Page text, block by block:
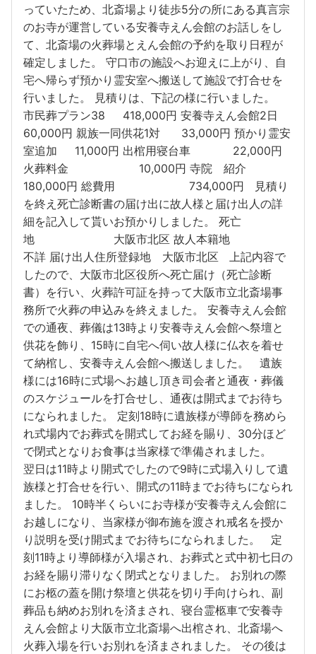
っていたため、北斎場より徒歩5分の所にある真言宗
のお寺が運営している安養寺えん会館のお話しをし
て、北斎場の火葬場とえん会館の予約を取り日程が
確定しました。 守口市の施設へお迎えに上がり、自
宅へ帰らず預かり霊安室へ搬送して施設で打合せを
行いました。 見積りは、下記の様に行いました。
市民葬プラン38 418,000円 安養寺えん会館2日
60,000円 親族一同供花1対 33,000円 預かり霊安
室追加 11,000円 出棺用寝台車 22,000円
火葬料金 10,000円 寺院 紹介
180,000円 総費用 734,000円 見積り
を終え死亡診断書の届け出に故人様と届け出人の詳
細を記入して貰いお預かりしました。 死亡
地 大阪市北区 故人本籍地
不詳 届け出人住所登録地 大阪市北区 上記内容で
したので、大阪市北区役所へ死亡届け（死亡診断
書）を行い、火葬許可証を持って大阪市立北斎場事
務所で火葬の申込みを終えました。 安養寺えん会館
での通夜、葬儀は13時より安養寺えん会館へ祭壇と
供花を飾り、15時に自宅へ伺い故人様に仏衣を着せ
て納棺し、安養寺えん会館へ搬送しました。 遺族
様には16時に式場へお越し頂き司会者と通夜・葬儀
のスケジュールを打合せし、通夜は開式までお待ち
になられました。 定刻18時に遺族様が導師を務めら
れ式場内でお葬式を開式してお経を賜り、30分ほど
で閉式となりお食事は当家様で準備されました。
翌日は11時より開式でしたので9時に式場入りして遺
族様と打合せを行い、開式の11時までお待ちになられ
ました。 10時半くらいにお寺様が安養寺えん会館に
お越しになり、当家様が御布施を渡され戒名を授か
り説明を受け開式までお待ちになられました。 定
刻11時より導師様が入場され、お葬式と式中初七日の
お経を賜り滞りなく閉式となりました。 お別れの際
にお柩の蓋を開け祭壇と供花を切り手向けられ、副
葬品も納めお別れを済まされ、寝台霊柩車で安養寺
えん会館より大阪市立北斎場へ出棺され、北斎場へ
火葬入場を行いお別れを済まされました。 その後は